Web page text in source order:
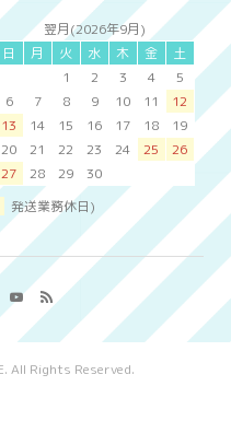
翌月(2026年9月)
日
月 火 水 木 金
土
1
2 3 4
5
6
7 8 9 10 11
12
13
14 15 16 17 18
19
20
21 22 23 24 25
26
27
28 29
30
発送業務休日)
All Rights Reserved.